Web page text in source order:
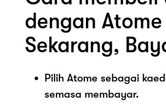
dengan Atome
Sekarang,
Pilih Atome sebagai
semasa membayar.